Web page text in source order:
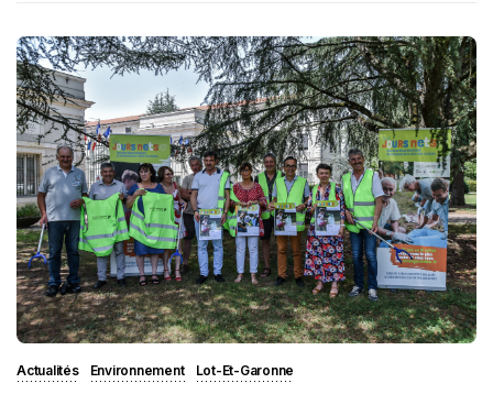
Actualités Environnement Lot-Et-Garonne